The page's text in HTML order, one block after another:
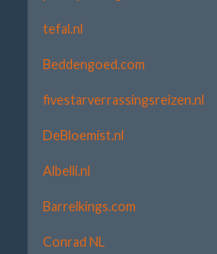
tefal.nl
Beddengoed.com
fivestarverrassingsreizen.nl
DeBloemist.nl
Albelli.nl
Barrelkings.com
Conrad NL